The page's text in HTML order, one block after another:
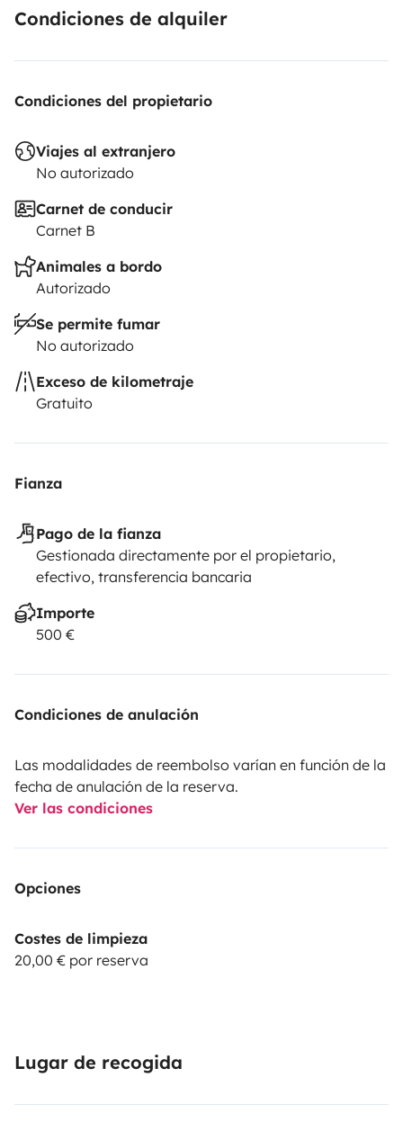
Condiciones de alquiler
Condiciones del propietario
Viajes al extranjero
No autorizado
Carnet de conducir
Carnet B
Animales a bordo
Autorizado
Se permite fumar
No autorizado
Exceso de kilometraje
Gratuito
Fianza
Pago de la fianza
Gestionada directamente por el propietario,
efectivo, transferencia bancaria
Importe
500 €
Condiciones de anulación
Las modalidades de reembolso varían en función de la
fecha de anulación de la reserva.
Ver las condiciones
Opciones
Costes de limpieza
20,00 € por reserva
Lugar de recogida